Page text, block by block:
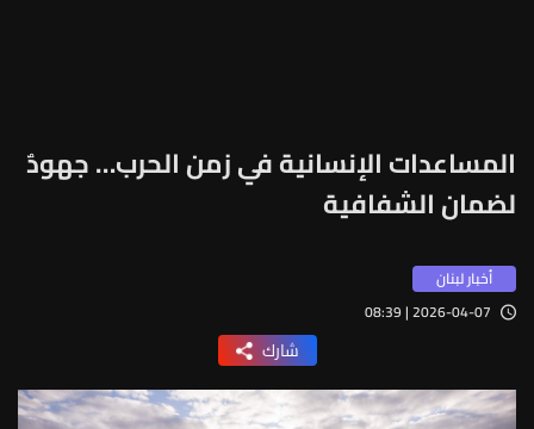
المساعدات الإنسانية في زمن الحرب… جهودٌ
لضمان الشفافية
أخبار لبنان
2026-04-07 | 08:39
شارك